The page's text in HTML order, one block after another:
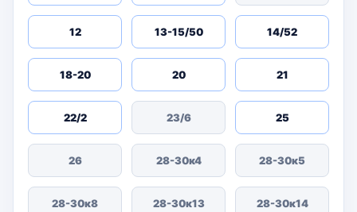
12 13-15/50 14/52
18-20 20 21
22/2 23/6 25
26 28-30к4 28-30к5
28-30к8 28-30к13 28-30к14